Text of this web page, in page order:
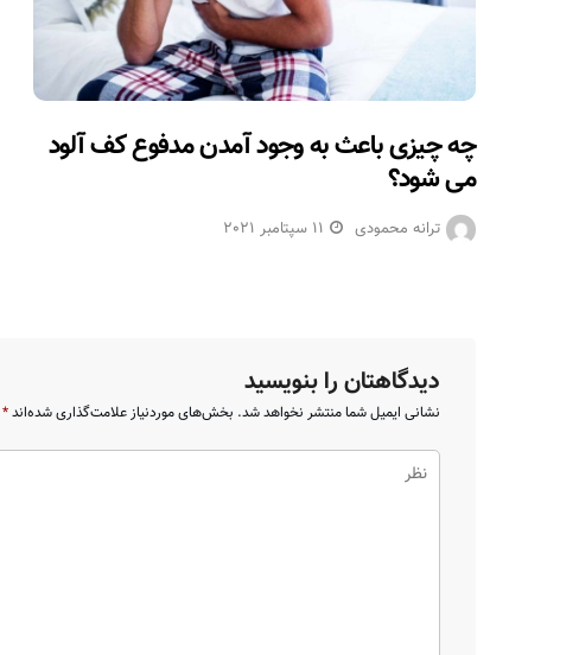
چه چیزی باعث به وجود آمدن مدفوع کف آلود
می شود؟
ترانه محمودی 11 سپتامبر 2021
دیدگاهتان را بنویسید
نشانی ایمیل شما منتشر نخواهد شد. بخش‌های موردنیاز علامت‌گذاری شده‌اند*